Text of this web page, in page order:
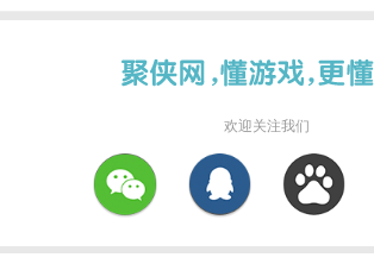
欢迎关注我们